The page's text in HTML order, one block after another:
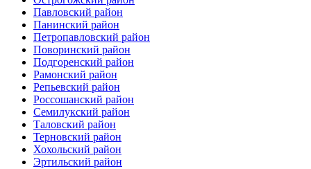
Павловский район
Панинский район
Петропавловский район
Поворинский район
Подгоренский район
Рамонский район
Репьевский район
Россошанский район
Семилукский район
Таловский район
Терновский район
Хохольский район
Эртильский район